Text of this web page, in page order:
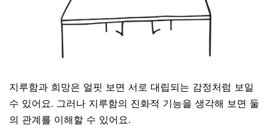
지루함과 희망은 얼핏 보면 서로 대립되는 감정처럼 보일
수 있어요. 그러나 지루함의 진화적 기능을 생각해 보면 둘
의 관계를 이해할 수 있어요.